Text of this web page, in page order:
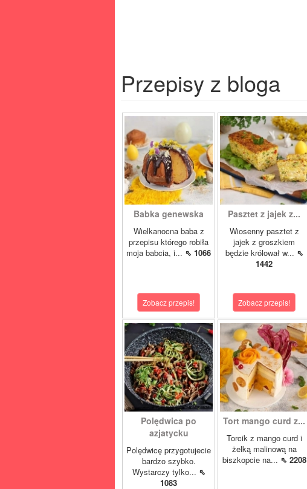
Przepisy z bloga
Babka genewska
Wielkanocna baba z
przepisu którego robiła
moja babcia, i... ⇖ 1066
Zobacz przepis!
Pasztet z jajek z...
Wiosenny pasztet z
jajek z groszkiem
będzie królował w... ⇖
1442
Zobacz przepis!
Polędwica po
azjatycku
Polędwicę przygotujecie
bardzo szybko.
Wystarczy tylko... ⇖
1083
Tort mango curd z...
Torcik z mango curd i
żelką malinową na
biszkopcie na... ⇖ 2208